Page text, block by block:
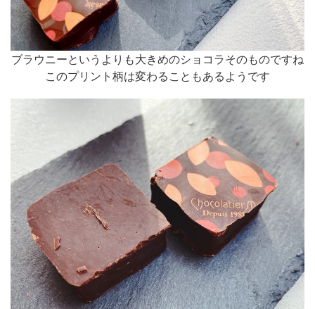
ブラウニーというよりも大きめのショコラそのものですね
このプリント柄は変わることもあるようです